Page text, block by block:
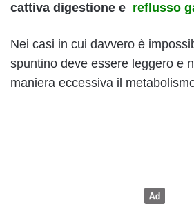
cattiva digestione e reflusso
Nei casi in cui davvero è
spuntino deve essere leggero e
maniera eccessiva il